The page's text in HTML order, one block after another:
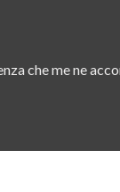
che me ne